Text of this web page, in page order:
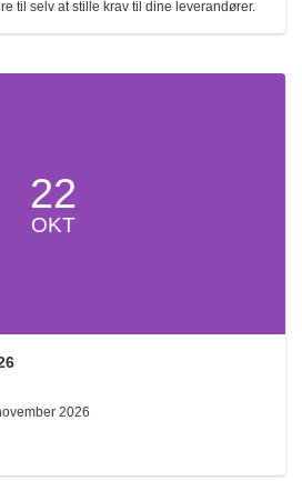
til selv at stille krav til dine leverandører.
22
OKT
2026